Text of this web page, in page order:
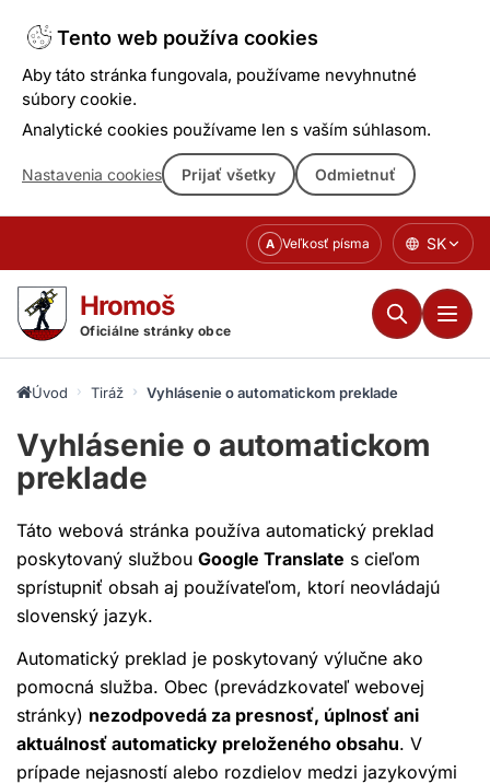
Tento web používa cookies
Aby táto stránka fungovala, používame nevyhnutné
súbory cookie.
Analytické cookies používame len s vaším súhlasom.
Nastavenia cookies Prijať všetky Odmietnuť
obsahu
A Veľkosť písma SK
Hromoš
Oficiálne stránky obce
Úvod Tiráž Vyhlásenie o automatickom preklade
Vyhlásenie o automatickom
preklade
Táto webová stránka používa automatický preklad
poskytovaný službou Google Translate s cieľom
sprístupniť obsah aj používateľom, ktorí neovládajú
slovenský jazyk.
Automatický preklad je poskytovaný výlučne ako
pomocná služba. Obec (prevádzkovateľ webovej
stránky) nezodpovedá za presnosť, úplnosť ani
aktuálnosť automaticky preloženého obsahu. V
prípade nejasností alebo rozdielov medzi jazykovými